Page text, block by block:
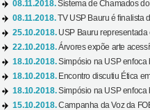
08.11.2018.Sistema de Chamados
08.11.2018.TV USP Bauru é finalista
25.10.2018. USP Bauru representada
22.10.2018.Árvores expõe arte
18.10.2018.Simpósio na USP enfoca
18.10.2018. Encontro discutiu Ética
18.10.2018.Simpósio na USP enfoca
15.10.2018.Campanha da Voz da